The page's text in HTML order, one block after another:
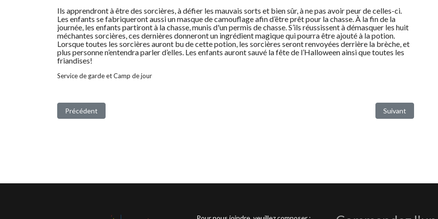
Ils apprendront à être des sorcières, à défier les mauvais sorts et bien sûr, à ne pas avoir peur de celles-ci.
Les enfants se fabriqueront aussi un masque de camouflage afin d’être prêt pour la chasse. À la fin de la
journée, les enfants partiront à la chasse, munis d'un permis de chasse. S’ils réussissent à démasquer les huit
méchantes sorcières, ces dernières donneront un ingrédient magique qui pourra être ajouté à la potion.
Lorsque toutes les sorcières auront bu de cette potion, les sorcières seront renvoyées derrière la brèche, et
plus personne n’entendra parler d’elles. Les enfants auront sauvé la fête de l’Halloween ainsi que toutes les
friandises!
Service de garde et Camp de jour
Article précédent : La Kermesse
Précédent Article suivant :
Suivant